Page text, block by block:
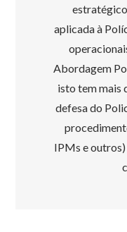
aplicada à
Abordagem
isto tem mais
defesa do
IPMs e